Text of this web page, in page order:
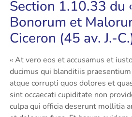
Section 1.10.33 du
Bonorum et
Ciceron (45 av. J.-
« At vero eos et accusamus et
ducimus qui blanditiis
atque corrupti quos dolores et
sint occaecati cupiditate non
culpa qui officia deserunt mollitia